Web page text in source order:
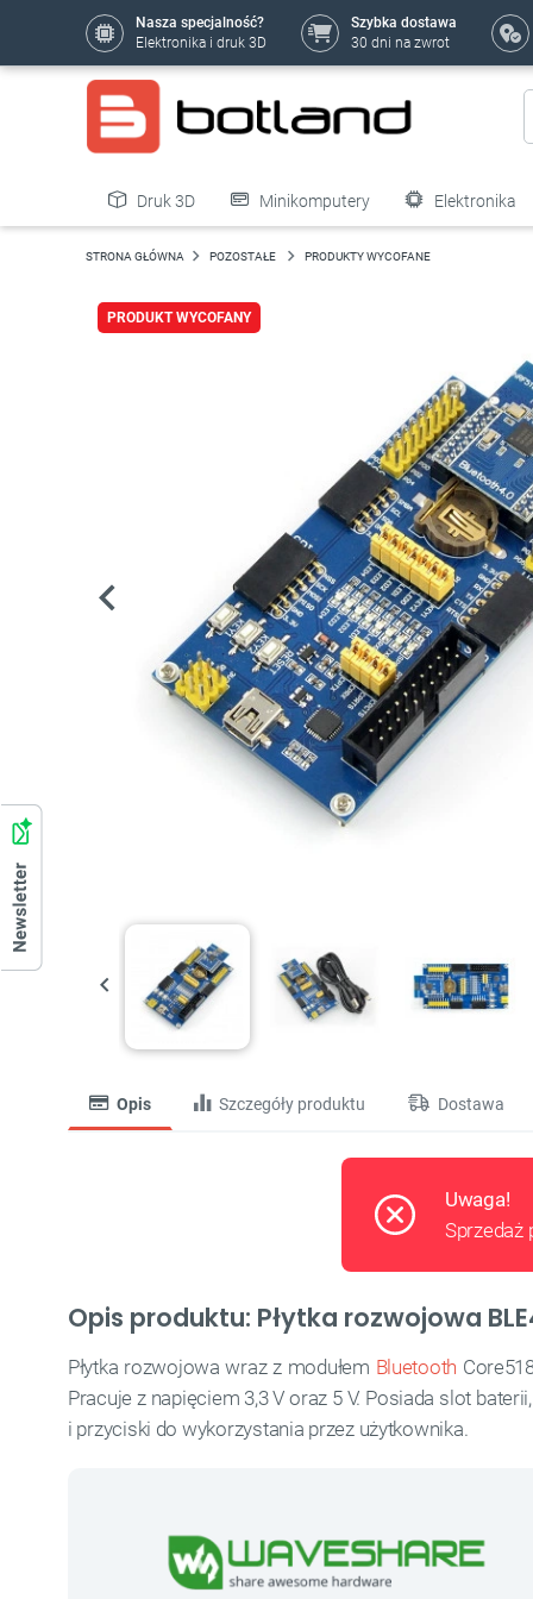
Nasza specjalność?
Elektronika i druk 3D
Szybka dostawa
30 dni na zwrot
Druk 3D Minikomputery Elektronika
Pozostałe
STRONA GŁÓWNA POZOSTAŁE PRODUKTY WYCOFANE
PRODUKT WYCOFANY
Opis Szczegóły produktu Dostawa
Uwaga!
Sprzedaż
Opis produktu: Płytka rozwojowa
Płytka rozwojowa wraz z modułem Bluetooth
Pracuje z napięciem 3,3 V oraz 5 V. Posiada slot
i przyciski do wykorzystania przez użytkownika.